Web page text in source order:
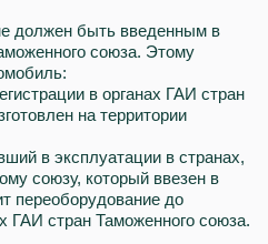
должен быть введенным в
союза. Этому
в органах ГАИ стран
на территории
в эксплуатации в странах,
союзу, который ввезен в
переоборудование до
ГАИ стран Таможенного союза.